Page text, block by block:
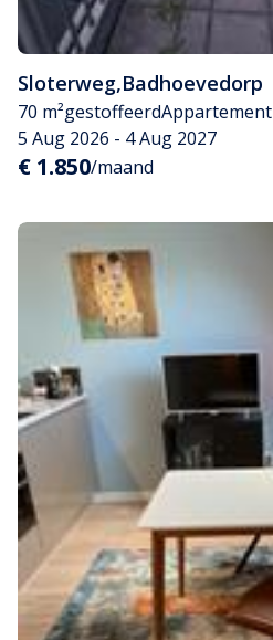
Sloterweg,Badhoevedorp
70 m²gestoffeerdAppartement
5 Aug 2026 - 4 Aug 2027
€ 1.850/maand